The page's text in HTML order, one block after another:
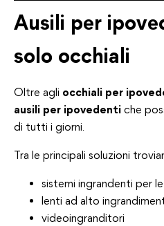
Ausili per
solo occhiali
Oltre agli occhiali per
ausili per ipovedenti che
di tutti i giorni.
Tra le principali soluzioni
sistemi ingrandenti per
lenti ad alto
videoingranditori